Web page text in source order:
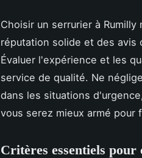
Choisir un serrurier à
réputation solide et des
Évaluer l'expérience et les
service de qualité. Ne
dans les situations
vous serez mieux armé pour
Critères essentiels